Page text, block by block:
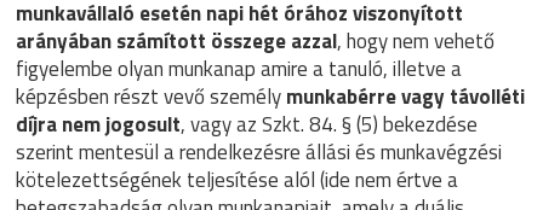
munkavállaló esetén napi hét órához viszonyított
arányában számított összege azzal, hogy nem vehető
figyelembe olyan munkanap amire a tanuló, illetve a
képzésben részt vevő személymunkabérre vagy távolléti
díjra nem jogosult, vagy az Szkt. 84. § (5) bekezdése
szerint mentesül a rendelkezésre állási és munkavégzési
kötelezettségének teljesítése alól (ide nem értve a